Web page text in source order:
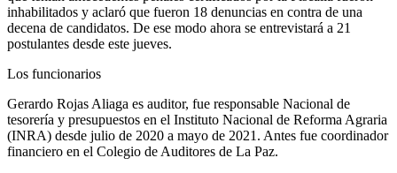
inhabilitados y aclaró que fueron 18 denuncias en contra de una
decena de candidatos. De ese modo ahora se entrevistará a 21
postulantes desde este jueves.
Los funcionarios
Gerardo Rojas Aliaga es auditor, fue responsable Nacional de
tesorería y presupuestos en el Instituto Nacional de Reforma Agraria
(INRA) desde julio de 2020 a mayo de 2021. Antes fue coordinador
financiero en el Colegio de Auditores de La Paz.